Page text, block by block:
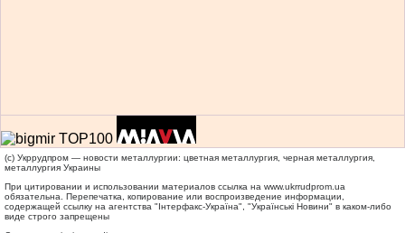
(c) Укррудпром — новости металлургии: цветная металлургия, черная металлургия,
металлургия Украины
При цитировании и использовании материалов ссылка на www.ukrrudprom.ua
обязательна. Перепечатка, копирование или воспроизведение информации,
содержащей ссылку на агентства "Iнтерфакс-Україна", "Українськi Новини" в каком-либо
виде строго запрещены